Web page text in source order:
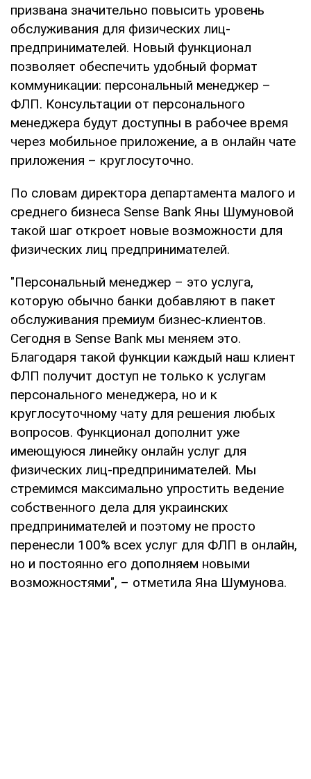
призвана значительно повысить уровень
обслуживания для физических лиц-
предпринимателей. Новый функционал
позволяет обеспечить удобный формат
коммуникации: персональный менеджер –
ФЛП. Консультации от персонального
менеджера будут доступны в рабочее время
через мобильное приложение, а в онлайн чате
приложения – круглосуточно.
По словам директора департамента малого и
среднего бизнеса Sense Bank Яны Шумуновой
такой шаг откроет новые возможности для
физических лиц предпринимателей.
"Персональный менеджер – это услуга,
которую обычно банки добавляют в пакет
обслуживания премиум бизнес-клиентов.
Сегодня в Sense Bank мы меняем это.
Благодаря такой функции каждый наш клиент
ФЛП получит доступ не только к услугам
персонального менеджера, но и к
круглосуточному чату для решения любых
вопросов. Функционал дополнит уже
имеющуюся линейку онлайн услуг для
физических лиц-предпринимателей. Мы
стремимся максимально упростить ведение
собственного дела для украинских
предпринимателей и поэтому не просто
перенесли 100% всех услуг для ФЛП в онлайн,
но и постоянно его дополняем новыми
возможностями", – отметила Яна Шумунова.